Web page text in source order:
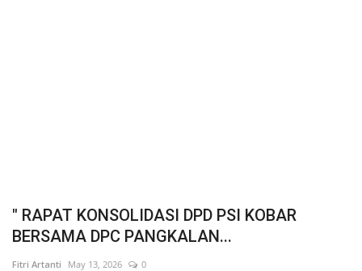
" RAPAT KONSOLIDASI DPD PSI KOBAR
BERSAMA DPC PANGKALAN...
Fitri Artanti May 13, 2026 0